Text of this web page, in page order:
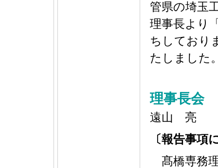
管県の埼玉
理事長より
ちしており
たしました
理事長会
遠山 亮
〔報告事項
髙橋専務